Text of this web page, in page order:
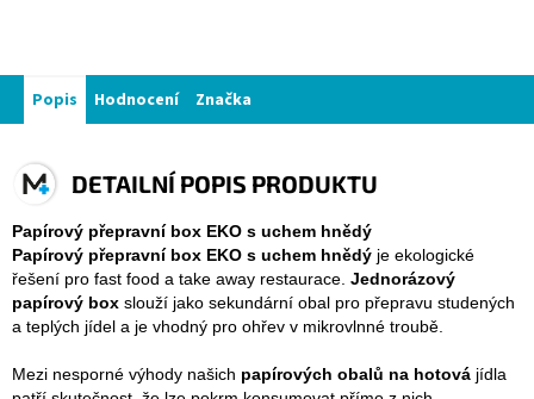
Popis Hodnocení Značka
DETAILNÍ POPIS PRODUKTU
Papírový přepravní box EKO s uchem hnědý
Papírový přepravní box EKO s uchem hnědý je ekologické
řešení pro fast food a take away restaurace. Jednorázový
papírový box slouží jako sekundární obal pro přepravu studených
a teplých jídel a je vhodný pro ohřev v mikrovlnné troubě.
Mezi nesporné výhody našich papírových obalů na hotová jídla